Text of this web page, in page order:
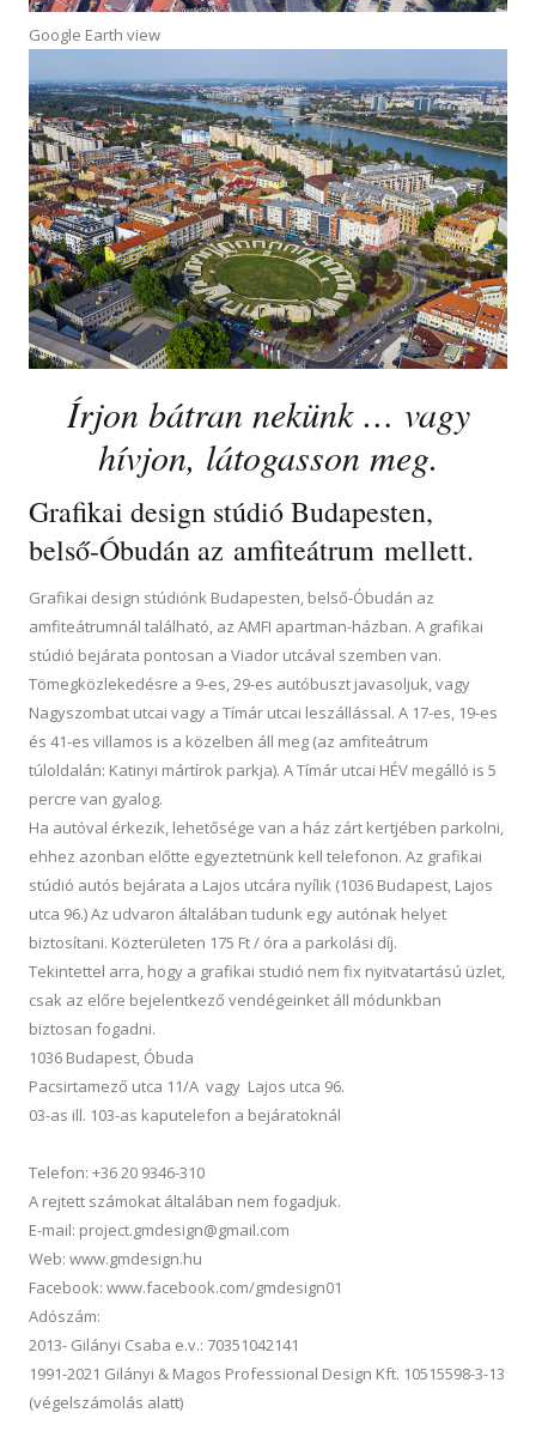
Google Earth view
Írjon bátran nekünk … vagy
hívjon, látogasson meg.
Grafikai design stúdió Budapesten,
belső-Óbudán az amfiteátrum mellett.
Grafikai design stúdiónk Budapesten, belső-Óbudán az
amfiteátrumnál található, az AMFI apartman-házban. A grafikai
stúdió bejárata pontosan a Viador utcával szemben van.
Tömegközlekedésre a 9-es, 29-es autóbuszt javasoljuk, vagy
Nagyszombat utcai vagy a Tímár utcai leszállással. A 17-es, 19-es
és 41-es villamos is a közelben áll meg (az amfiteátrum
túloldalán: Katinyi mártírok parkja). A Tímár utcai HÉV megálló is 5
percre van gyalog.
Ha autóval érkezik, lehetősége van a ház zárt kertjében parkolni,
ehhez azonban előtte egyeztetnünk kell telefonon. Az grafikai
stúdió autós bejárata a Lajos utcára nyílik (1036 Budapest, Lajos
utca 96.) Az udvaron általában tudunk egy autónak helyet
biztosítani. Közterületen 175 Ft / óra a parkolási díj.
Tekintettel arra, hogy a grafikai studió nem fix nyitvatartású üzlet,
csak az előre bejelentkező vendégeinket áll módunkban
biztosan fogadni.
1036 Budapest, Óbuda
Pacsirtamező utca 11/A vagy Lajos utca 96.
03-as ill. 103-as kaputelefon a bejáratoknál
Telefon: +36 20 9346-310
A rejtett számokat általában nem fogadjuk.
E-mail: project.gmdesign@gmail.com
Web: www.gmdesign.hu
Facebook: www.facebook.com/gmdesign01
Adószám:
2013- Gilányi Csaba e.v.: 70351042141
1991-2021 Gilányi & Magos Professional Design Kft. 10515598-3-13
(végelszámolás alatt)